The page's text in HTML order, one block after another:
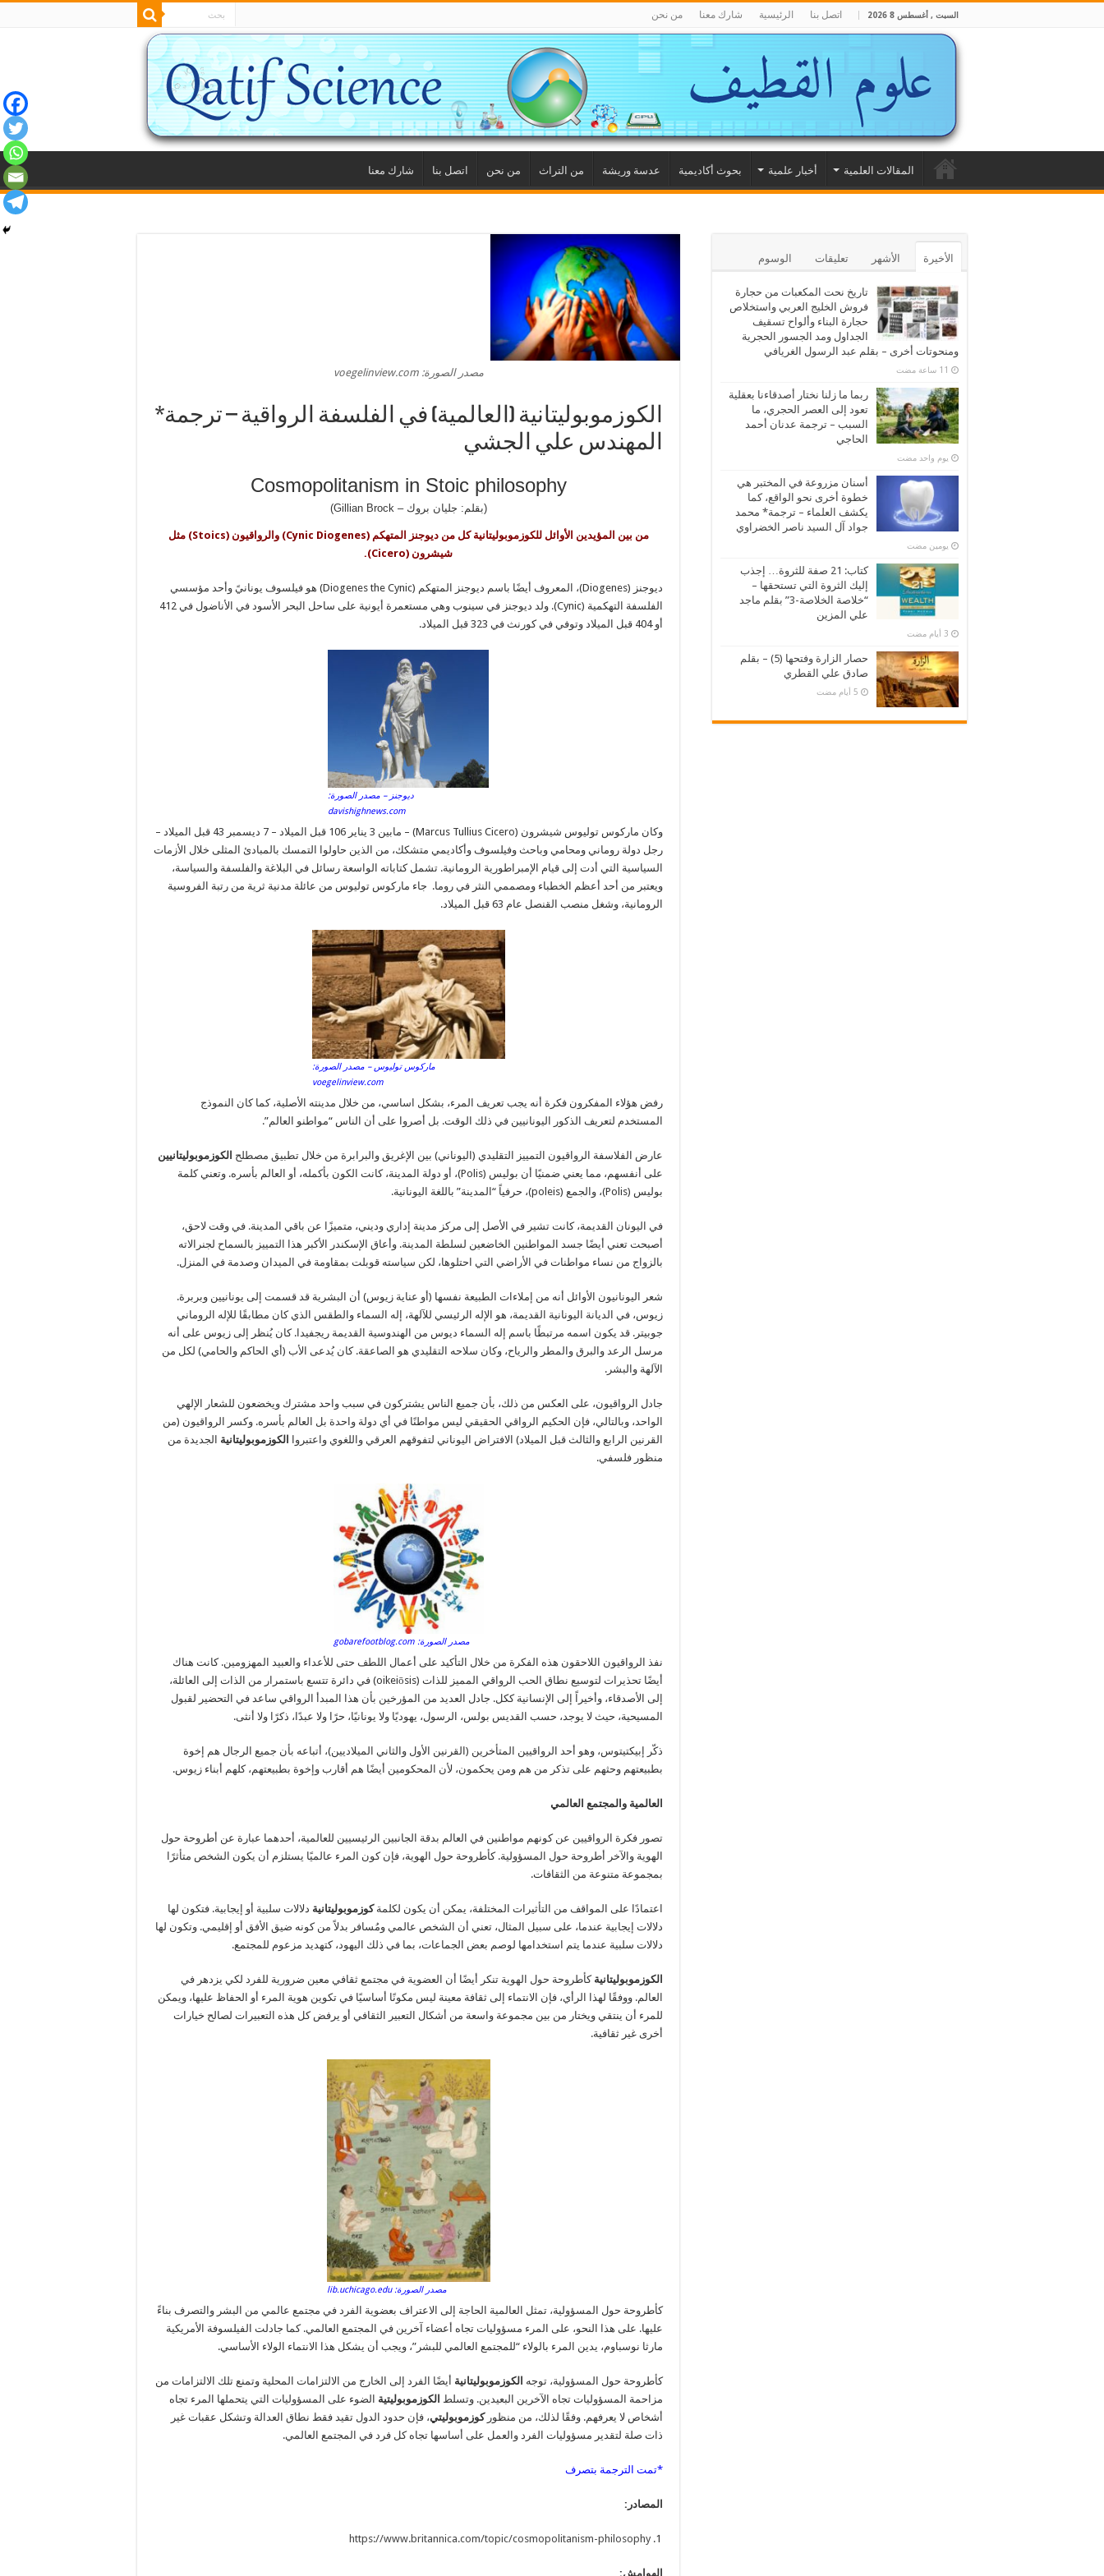
السبت , أغسطس 8 2026 اتصل بنا الرئيسية شارك معنا من نحن
المقالات العلمية أخبار علمية بحوث أكاديمية عدسة وريشة من التراث من نحن اتصل بنا شارك معنا
مصدر الصورة: voegelinview.com
الكوزموبوليتانية (العالمية) في الفلسفة الرواقية – ترجمة*
المهندس علي الجشي
Cosmopolitanism in Stoic philosophy
(بقلم: جليان بروك – Gillian Brock)
من بين المؤيدين الأوائل للكوزموبوليتانية كل من ديوجنز المتهكم (Cynic Diogenes) والرواقيون (Stoics) مثل
شيشرون (Cicero).
ديوجنز (Diogenes)، المعروف أيضًا باسم ديوجنز المتهكم (Diogenes the Cynic) هو فيلسوف يونانيً وأحد مؤسسي
الفلسفة التهكمية (Cynic). ولد ديوجنز في سينوب وهي مستعمرة أيونية على ساحل البحر الأسود في الأناضول في 412
أو 404 قبل الميلاد وتوفي في كورنث في 323 قبل الميلاد.
ديوجنز – مصدر الصورة:
davishighnews.com
وكان ماركوس توليوس شيشرون (Marcus Tullius Cicero) – مابين 3 يناير 106 قبل الميلاد – 7 ديسمبر 43 قبل الميلاد –
رجل دولة روماني ومحامي وباحث وفيلسوف وأكاديمي متشكك، من الذين حاولوا التمسك بالمبادئ المثلى خلال الأزمات
السياسية التي أدت إلى قيام الإمبراطورية الرومانية. تشمل كتاباته الواسعة رسائل في البلاغة والفلسفة والسياسة،
ويعتبر من أحد أعظم الخطباء ومصممي النثر في روما. جاء ماركوس توليوس من عائلة مدنية ثرية من رتبة الفروسية
الرومانية، وشغل منصب القنصل عام 63 قبل الميلاد.
ماركوس توليوس – مصدر الصورة:
voegelinview.com
رفض هؤلاء المفكرون فكرة أنه يجب تعريف المرء، بشكل اساسي، من خلال مدينته الأصلية، كما كان النموذج
المستخدم لتعريف الذكور اليونانيين في ذلك الوقت. بل أصروا على أن الناس “مواطنو العالم”.
عارض الفلاسفة الرواقيون التمييز التقليدي (اليوناني) بين الإغريق والبرابرة من خلال تطبيق مصطلح الكوزموبوليتانيين
على أنفسهم، مما يعني ضمنيًا أن بوليس (Polis)، أو دولة المدينة، كانت الكون بأكمله، أو العالم بأسره. وتعني كلمة
بوليس (Polis)، والجمع (poleis)، حرفياً “المدينة” باللغة اليونانية.
في اليونان القديمة، كانت تشير في الأصل إلى مركز مدينة إداري وديني، متميزًا عن باقي المدينة. في وقت لاحق،
أصبحت تعني أيضًا جسد المواطنين الخاضعين لسلطة المدينة. وأعاق الإسكندر الأكبر هذا التمييز بالسماح لجنرالاته
بالزواج من نساء مواطنات في الأراضي التي احتلوها، لكن سياسته قوبلت بمقاومة في الميدان وصدمة في المنزل.
شعر اليونانيون الأوائل أنه من إملاءات الطبيعة نفسها (أو عناية زيوس) أن البشرية قد قسمت إلى يونانيين وبربرة.
زيوس، في الديانة اليونانية القديمة، هو الإله الرئيسي للآلهة، إله السماء والطقس الذي كان مطابقًا للإله الروماني
جوبيتر. قد يكون اسمه مرتبطًا باسم إله السماء ديوس من الهندوسية القديمة ريجفيدا. كان يُنظر إلى زيوس على أنه
مرسل الرعد والبرق والمطر والرياح، وكان سلاحه التقليدي هو الصاعقة. كان يُدعى الأب (أي الحاكم والحامي) لكل من
الآلهة والبشر.
جادل الرواقيون، على العكس من ذلك، بأن جميع الناس يشتركون في سبب واحد مشترك ويخضعون للشعار الإلهي
الواحد، وبالتالي، فإن الحكيم الرواقي الحقيقي ليس مواطنًا في أي دولة واحدة بل العالم بأسره. وكسر الرواقيون (من
القرنين الرابع والثالث قبل الميلاد) الافتراض اليوناني لتفوقهم العرقي واللغوي واعتبروا
الكوزموبوليتانية الجديدة من
منظور فلسفي.
مصدر الصورة: gobarefootblog.com
نفذ الرواقيون اللاحقون هذه الفكرة من خلال التأكيد على أعمال اللطف حتى للأعداء والعبيد المهزومين. كانت هناك
أيضًا تحذيرات لتوسيع نطاق الحب الرواقي المميز للذات (oikeiōsis) في دائرة تتسع باستمرار من الذات إلى العائلة،
إلى الأصدقاء، وأخيراً إلى الإنسانية ككل. جادل العديد من المؤرخين بأن هذا المبدأ الرواقي ساعد في التحضير لقبول
المسيحية، حيث لا يوجد، حسب القديس بولس، الرسول، يهوديًا ولا يونانيًا، حرًا ولا عبدًا، ذكرًا ولا أنثى.
ذكّر إبيكتيتوس، وهو أحد الرواقيين المتأخرين (القرنين الأول والثاني الميلاديين)، أتباعه بأن جميع الرجال هم إخوة
بطبيعتهم وحثهم على تذكر من هم ومن يحكمون، لأن المحكومين أيضًا هم أقارب وإخوة بطبيعتهم، كلهم أبناء زيوس.
العالمية والمجتمع العالمي
تصور فكرة الرواقيين عن كونهم مواطنين في العالم بدقة الجانبين الرئيسيين للعالمية، أحدهما عبارة عن أطروحة حول
الهوية والآخر أطروحة حول المسؤولية. كأطروحة حول الهوية، فإن كون المرء عالميًا يستلزم أن يكون الشخص متأثرًا
بمجموعة متنوعة من الثقافات.
اعتمادًا على المواقف من التأثيرات المختلفة، يمكن أن يكون لكلمةكوزموبوليتانية دلالات سلبية أو إيجابية. فتكون لها
دلالات إيجابية عندما، على سبيل المثال، تعني أن الشخص عالمي ومُسافر بدلاً من كونه ضيق الأفق أو إقليمي. وتكون لها
دلالات سلبية عندما يتم استخدامها لوصم بعض الجماعات، بما في ذلك اليهود، كتهديد مزعوم للمجتمع.
الكوزموبوليتانية كأطروحة حول الهوية تنكر أيضًا أن العضوية في مجتمع ثقافي معين ضرورية للفرد لكي يزدهر في
العالم. ووفقًا لهذا الرأي، فإن الانتماء إلى ثقافة معينة ليس مكونًا أساسيًا في تكوين هوية المرء أو الحفاظ عليها، ويمكن
للمرء أن ينتقي ويختار من بين مجموعة واسعة من أشكال التعبير الثقافي أو يرفض كل هذه التعبيرات لصالح خيارات
أخرى غير ثقافية.
مصدر الصورة: lib.uchicago.edu
كأطروحة حول المسؤولية، تمثل العالمية الحاجة إلى الاعتراف بعضوية الفرد في مجتمع عالمي من البشر والتصرف بناءً
عليها. على هذا النحو، على المرء مسؤوليات تجاه أعضاء آخرين في المجتمع العالمي. كما جادلت الفيلسوفة الأمريكية
مارثا نوسباوم، يدين المرء بالولاء “للمجتمع العالمي للبشر”، ويجب أن يشكل هذا الانتماء الولاء الأساسي.
كأطروحة حول المسؤولية، توجه الكوزموبوليتانية أيضًا الفرد إلى الخارج من الالتزامات المحلية وتمنع تلك الالتزامات من
مزاحمة المسؤوليات تجاه الآخرين البعيدين. وتسلط الكوزموبوليتية الضوء على المسؤوليات التي يتحملها المرء تجاه
أشخاص لا يعرفهم. وفقًا لذلك، من منظوركوزموبوليتي، فإن حدود الدول تقيد فقط نطاق العدالة وتشكل عقبات غير
ذات صلة لتقدير مسؤوليات الفرد والعمل على أساسها تجاه كل فرد في المجتمع العالمي.
*تمت الترجمة بتصرف
المصادر:
https://www.britannica.com/topic/cosmopolitanism-philosophy
الهوامش:
الأخيرة الأشهر تعليقات الوسوم
تاريخ نحت المكعبات من حجارة
فروش الخليج العربي واستخلاص
حجارة البناء وألواح تسقيف
الجداول ومد الجسور الحجرية
ومنحوتات أخرى – بقلم عبد الرسول الغريافي
ربما ما زلنا نختار أصدقاءنا بعقلية
تعود إلى العصر الحجري، ما
السبب – ترجمة عدنان أحمد
الحاجي
‏يوم واحد مضت
أسنان مزروعة في المختبر هي
خطوة أخرى نحو الواقع، كما
يكشف العلماء – ترجمة* محمد
جواد آل السيد ناصر الخضراوي
‏يومين مضت
كتاب: 21 صفة للثروة… إجذب
إليك الثروة التي تستحقها –
“خلاصة الخلاصة-3” بقلم ماجد
علي المزين
حصار الزارة وفتحها (5) – بقلم
صادق علي القطري